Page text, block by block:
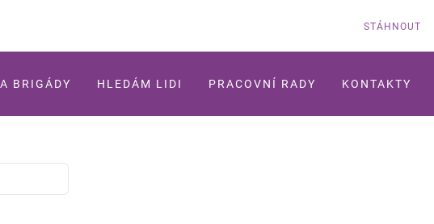
STÁHNOUT
BRIGÁDY HLEDÁM LIDI PRACOVNÍ RADY KONTAKTY